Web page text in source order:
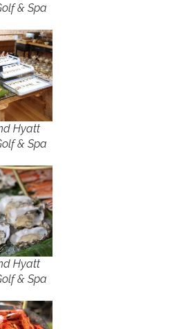
& Spa
Hyatt
& Spa
Hyatt
& Spa